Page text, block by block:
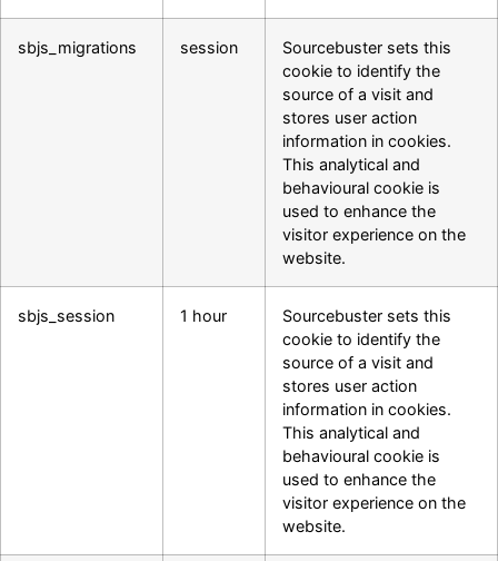
sbjs_migrations session
Sourcebuster sets this
cookie to identify the
source of a visit and
stores user action
information in cookies.
This analytical and
behavioural cookie is
used to enhance the
visitor experience on the
website.
sbjs_session 1 hour
Sourcebuster sets this
cookie to identify the
source of a visit and
stores user action
information in cookies.
This analytical and
behavioural cookie is
used to enhance the
visitor experience on the
website.